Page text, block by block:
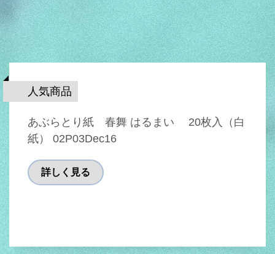
人気商品
あぶらとり紙 春舞 はるまい 20枚入（白
紙） 02P03Dec16
詳しく見る